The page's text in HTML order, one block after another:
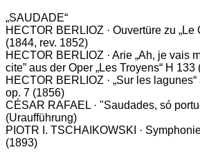
„SAUDADE“
HECTOR BERLIOZ · Ouvertüre zu „Le
(1844, rev. 1852)
HECTOR BERLIOZ · Arie „Ah, je vais
cite” aus der Oper „Les Troyens“ H 133
HECTOR BERLIOZ · „Sur les lagunes“
op. 7 (1856)
CÉSAR RAFAEL · "Saudades, só
(Uraufführung)
PIOTR I. TSCHAIKOWSKI ·
(1893)